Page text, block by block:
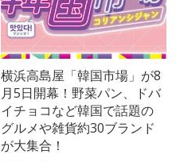
横浜高島屋「韓国市場」が8
月5日開幕！野菜パン、ドバ
イチョコなど韓国で話題の
グルメや雑貨約30ブランド
が大集合！